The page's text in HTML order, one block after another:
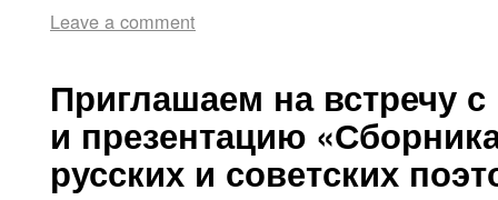
Leave a comment
Приглашаем на встречу
и презентацию
русских и советских